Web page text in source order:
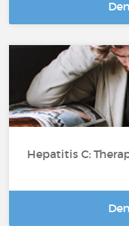
Hepatitis C: